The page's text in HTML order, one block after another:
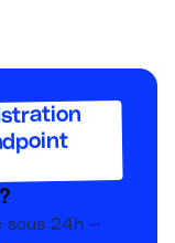
sous 24h —